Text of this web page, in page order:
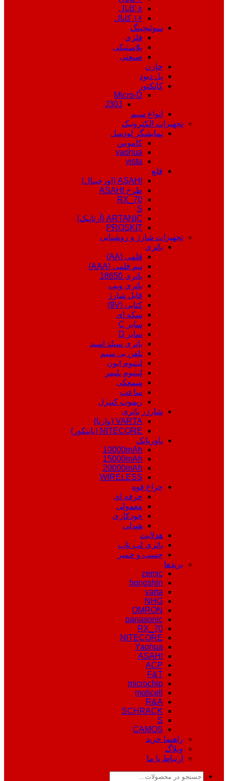
۸ کانال
۱۶ کانال
سوئیچینگ
فلزی
پلاستیکی
صنعتی
خازن
پل دیود
کانکتور
Micro-D
J30J
انواع سیم
تجهیزات الکترونیک
نمایشگر لودسل
کاموس
yaohua
vista
قلع
ASAHI (اورجینال)
طرح ASAHI
RX_70
S
ARTANIC (آرتانیک)
PROSKIT
تجهیزات شارژ و روشنایی
باتری
قلمی (AA)
نیم قلمی (AAA)
باتری 18650
باتری ویپ
قابل شارژ
کتابی (9V)
سکه ای
سایز C
سایز D
باتری سیلد اسید
تلفن بی سیم
لیتیوم ایون
لیتیوم پلیمر
سمعکی
ساعت
ریموت کنترل
شارژر باتری
VARTA (وارتا)
NITECORE (نایتکور)
پاوربانک
10000mAh
15000mAh
20000mAh
WIRELESS
چراغ قوه
حرفه ای
معمولی
خودکاری
هندلی
هدلایت
باتری لپ تاپ
چسب و خمیر
برندها
zemic
bongshin
varta
NHG
OMRON
panasonic
RX_70
NITECORE
Yaohua
ASAHI
ACP
F&T
microchip
molicell
R&A
SCHRACK
S
CAMOS
راهنما خرید
وبلاگ
ارتباط با ما
جستجو